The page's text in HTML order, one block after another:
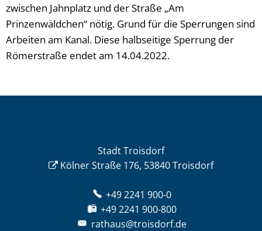
zwischen Jahnplatz und der Straße „Am
Prinzenwäldchen“ nötig. Grund für die Sperrungen sind
Arbeiten am Kanal. Diese halbseitige Sperrung der
Römerstraße endet am 14.04.2022.
Stadt Troisdorf
Kölner Straße 176, 53840 Troisdorf
+49 2241 900-0
+49 2241 900-800
rathaus@troisdorf.de